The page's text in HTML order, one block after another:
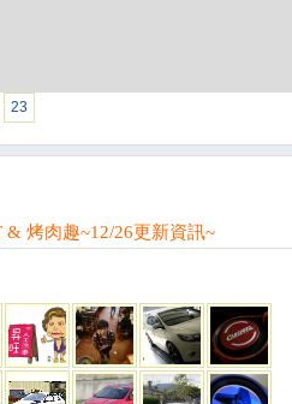
23
& 烤肉趣~12/26更新資訊~